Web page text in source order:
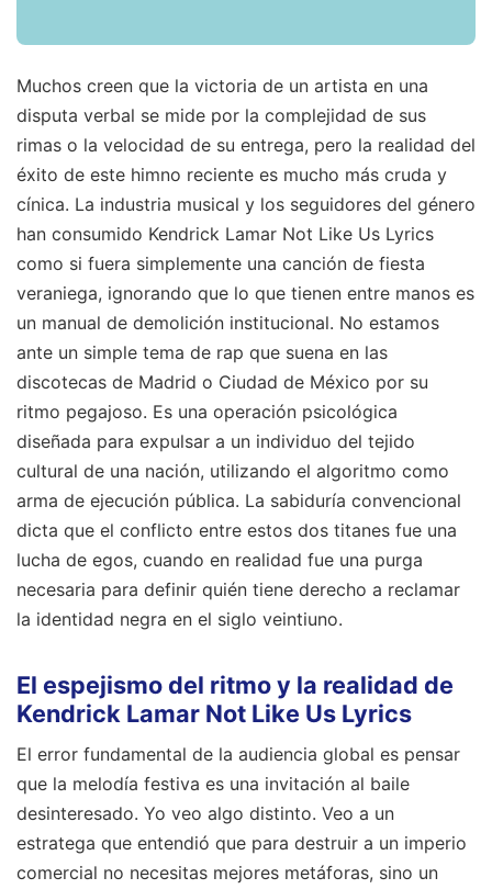
Muchos creen que la victoria de un artista en una
disputa verbal se mide por la complejidad de sus
rimas o la velocidad de su entrega, pero la realidad del
éxito de este himno reciente es mucho más cruda y
cínica. La industria musical y los seguidores del género
han consumido Kendrick Lamar Not Like Us Lyrics
como si fuera simplemente una canción de fiesta
veraniega, ignorando que lo que tienen entre manos es
un manual de demolición institucional. No estamos
ante un simple tema de rap que suena en las
discotecas de Madrid o Ciudad de México por su
ritmo pegajoso. Es una operación psicológica
diseñada para expulsar a un individuo del tejido
cultural de una nación, utilizando el algoritmo como
arma de ejecución pública. La sabiduría convencional
dicta que el conflicto entre estos dos titanes fue una
lucha de egos, cuando en realidad fue una purga
necesaria para definir quién tiene derecho a reclamar
la identidad negra en el siglo veintiuno.
El espejismo del ritmo y la realidad de
Kendrick Lamar Not Like Us Lyrics
El error fundamental de la audiencia global es pensar
que la melodía festiva es una invitación al baile
desinteresado. Yo veo algo distinto. Veo a un
estratega que entendió que para destruir a un imperio
comercial no necesitas mejores metáforas, sino un